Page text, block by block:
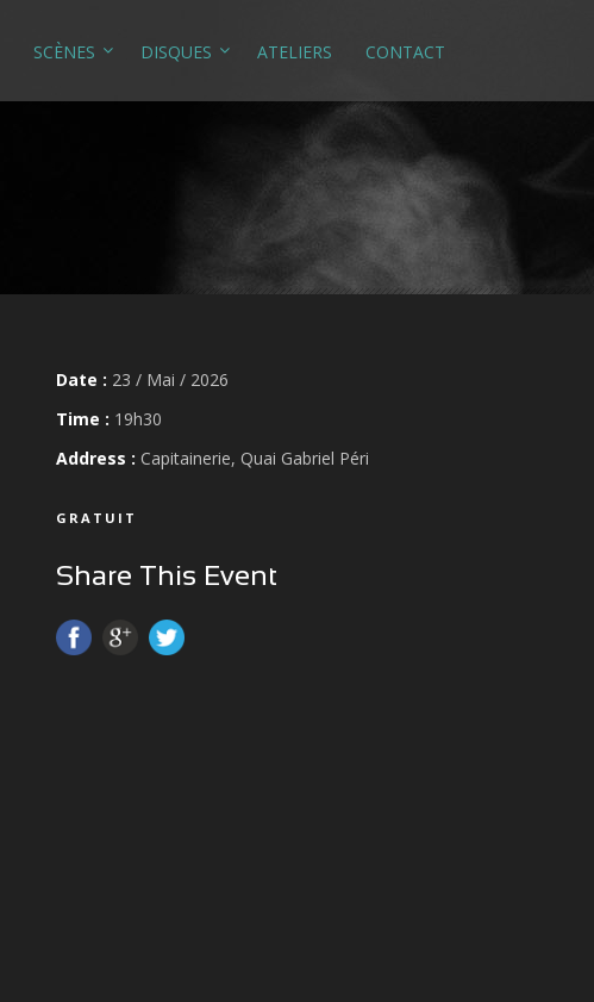
SCÈNES DISQUES ATELIERS CONTACT
Date : 23 / Mai / 2026
Time : 19h30
Address : Capitainerie, Quai Gabriel Péri
GRATUIT
Share This Event